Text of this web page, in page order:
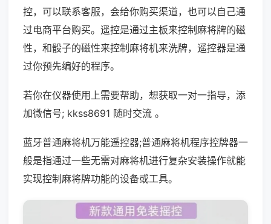
控，可以联系客服，会给你购买渠道，也可以自己通
过电商平台购买。遥控是通过主板来控制麻将牌的磁
性，和骰子的磁性来控制麻将机来洗牌，遥控器是通
过你预先编好的程序。
若你在仪器使用上需要帮助，想获取一对一指导，添
加微信号; kkss8691 随时交流 。
蓝牙普通麻将机万能遥控器;普通麻将机程序控牌器一
般是指通过一些无需对麻将机进行复杂安装操作就能
实现控制麻将牌功能的设备或工具。